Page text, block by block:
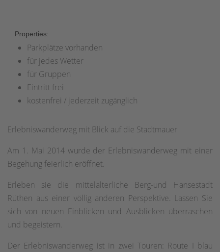
Properties:
Parkplätze vorhanden
für jedes Wetter
für Gruppen
Eintritt frei
kostenfrei / jederzeit zugänglich
Erlebniswanderweg mit Blick auf die Stadtmauer
Am 1. Mai 2014 wurde der Erlebniswanderweg mit einer
Begehung feierlich eröffnet.
Erleben sie die mittelalterliche Berg-und Hansestadt
Rüthen aus einer völlig anderen Perspektive. Lassen Sie
sich von neuen Einblicken und Ausblicken überraschen
und begeistern.
Der Erlebniswanderweg ist in zwei Touren: Route I blau